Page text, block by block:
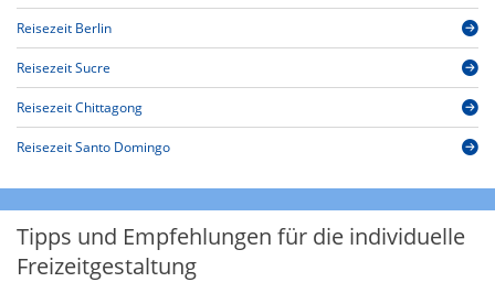
Reisezeit Berlin
Reisezeit Sucre
Reisezeit Chittagong
Reisezeit Santo Domingo
Tipps und Empfehlungen für die individuelle
Freizeitgestaltung